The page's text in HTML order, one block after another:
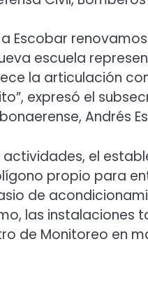
Escobar
escuela
la articulación
expresó el
Andrés
actividades, el
propio para
de
las
de Monitoreo en